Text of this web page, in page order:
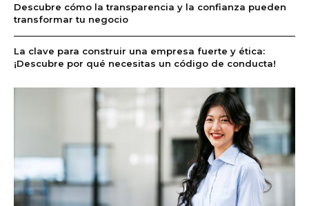
Descubre cómo la transparencia y la confianza pueden
transformar tu negocio
La clave para construir una empresa fuerte y ética:
¡Descubre por qué necesitas un código de conducta!